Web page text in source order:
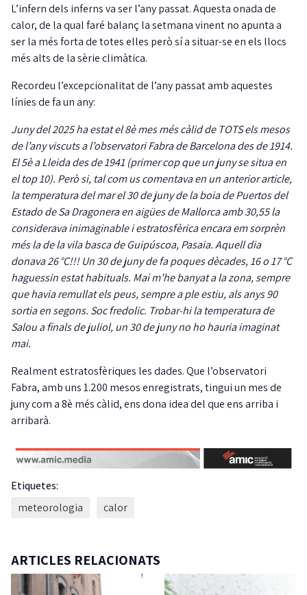
L’infern dels inferns va ser l’any passat. Aquesta onada de
calor, de la qual faré balanç la setmana vinent no apunta a
ser la més forta de totes elles però sí a situar-se en els llocs
més alts de la sèrie climàtica.
Recordeu l’excepcionalitat de l’any passat amb aquestes
línies de fa un any:
Juny del 2025 ha estat el 8è mes més càlid de TOTS els mesos
de l’any viscuts a l’observatori Fabra de Barcelona des de 1914.
El 5è a Lleida des de 1941 (primer cop que un juny se situa en
el top 10). Però si, tal com us comentava en un anterior article,
la temperatura del mar el 30 de juny de la boia de Puertos del
Estado de Sa Dragonera en aigües de Mallorca amb 30,55 la
considerava inimaginable i estratosfèrica encara em sorprèn
més la de la vila basca de Guipúscoa, Pasaia. Aquell dia
donava 26 °C!!! Un 30 de juny de fa poques dècades, 16 o 17 °C
haguessin estat habituals. Mai m’he banyat a la zona, sempre
que havia remullat els peus, sempre a ple estiu, als anys 90
sortia en segons. Soc fredolic. Trobar-hi la temperatura de
Salou a finals de juliol, un 30 de juny no ho hauria imaginat
mai.
Realment estratosfèriques les dades. Que l’observatori
Fabra, amb uns 1.200 mesos enregistrats, tingui un mes de
juny com a 8è més càlid, ens dona idea del que ens arriba i
arribarà.
Etiquetes:
meteorologia
calor
ARTICLES RELACIONATS